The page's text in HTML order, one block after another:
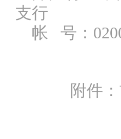
支行
帐
号：
附件